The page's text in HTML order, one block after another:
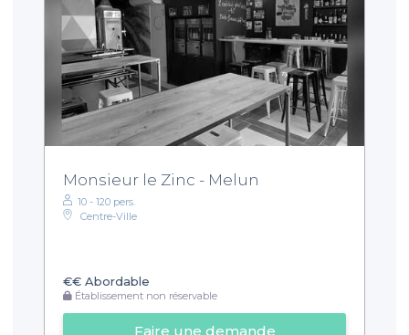
Monsieur le Zinc - Melun
10 - 120 pers.
Centre-Ville
€€ Abordable
Établissement non réservable
Faire une demande